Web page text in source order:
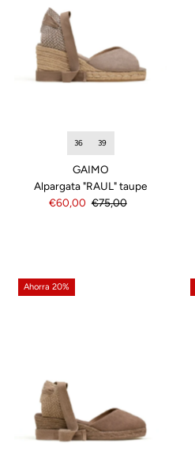
36 39
GAIMO
Alpargata "RAUL" taupe
Precio
€60,00 Precio
€75,00
Ahorra 20%